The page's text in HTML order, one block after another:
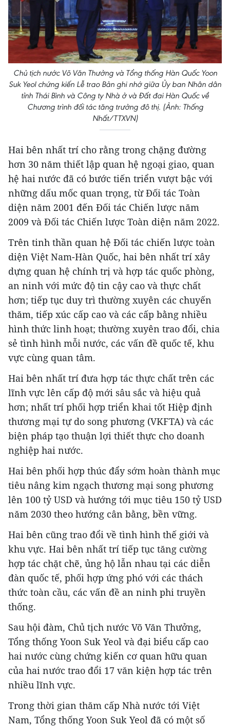
Chủ tịch nước Võ Văn Thưởng và Tổng thống Hàn Quốc Yoon
Suk Yeol chứng kiến Lễ trao Bản ghi nhớ giữa Ủy ban Nhân dân
tỉnh Thái Bình và Công ty Nhà ở và Đất đai Hàn Quốc về
Chương trình đối tác tăng trưởng đô thị. (Ảnh: Thống
Nhất/TTXVN)
Hai bên nhất trí cho rằng trong chặng đường
hơn 30 năm thiết lập quan hệ ngoại giao, quan
hệ hai nước đã có bước tiến triển vượt bậc với
những dấu mốc quan trọng, từ Đối tác Toàn
diện năm 2001 đến Đối tác Chiến lược năm
2009 và Đối tác Chiến lược Toàn diện năm 2022.
Trên tinh thần quan hệ Đối tác chiến lược toàn
diện Việt Nam-Hàn Quốc, hai bên nhất trí xây
dựng quan hệ chính trị và hợp tác quốc phòng,
an ninh với mức độ tin cậy cao và thực chất
hơn; tiếp tục duy trì thường xuyên các chuyến
thăm, tiếp xúc cấp cao và các cấp bằng nhiều
hình thức linh hoạt; thường xuyên trao đổi, chia
sẻ tình hình mỗi nước, các vấn đề quốc tế, khu
vực cùng quan tâm.
Hai bên nhất trí đưa hợp tác thực chất trên các
lĩnh vực lên cấp độ mới sâu sắc và hiệu quả
hơn; nhất trí phối hợp triển khai tốt Hiệp định
thương mại tự do song phương (VKFTA) và các
biện pháp tạo thuận lợi thiết thực cho doanh
nghiệp hai nước.
Hai bên phối hợp thúc đẩy sớm hoàn thành mục
tiêu nâng kim ngạch thương mại song phương
lên 100 tỷ USD và hướng tới mục tiêu 150 tỷ USD
năm 2030 theo hướng cân bằng, bền vững.
Hai bên cũng trao đổi về tình hình thế giới và
khu vực. Hai bên nhất trí tiếp tục tăng cường
hợp tác chặt chẽ, ủng hộ lẫn nhau tại các diễn
đàn quốc tế, phối hợp ứng phó với các thách
thức toàn cầu, các vấn đề an ninh phi truyền
thống.
Sau hội đàm, Chủ tịch nước Võ Văn Thưởng,
Tổng thống Yoon Suk Yeol và đại biểu cấp cao
hai nước cùng chứng kiến cơ quan hữu quan
của hai nước trao đổi 17 văn kiện hợp tác trên
nhiều lĩnh vực.
Trong thời gian thăm cấp Nhà nước tới Việt
Nam, Tổng thống Yoon Suk Yeol đã có một số